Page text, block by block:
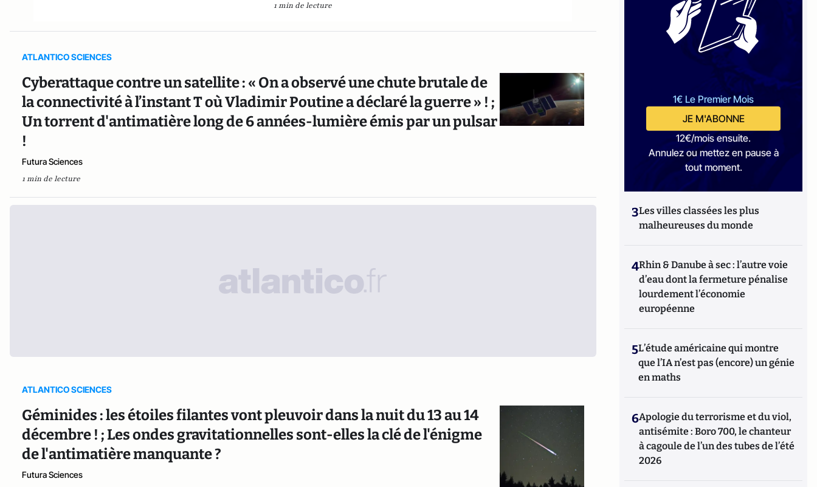
1 min de lecture
ATLANTICO SCIENCES
Cyberattaque contre un satellite : « On a observé une chute brutale de
la connectivité à l’instant T où Vladimir Poutine a déclaré la guerre » ! ;
Un torrent d'antimatière long de 6 années-lumière émis par un pulsar
!
Futura Sciences
1 min de lecture
ATLANTICO SCIENCES
Géminides : les étoiles filantes vont pleuvoir dans la nuit du 13 au 14
décembre ! ; Les ondes gravitationnelles sont-elles la clé de l'énigme
de l'antimatière manquante ?
Futura Sciences
1€ Le Premier Mois
JE M'ABONNE
12€/mois ensuite.
Annulez ou mettez en pause à
tout moment.
3Les villes classées les plus
malheureuses du monde
4Rhin & Danube à sec : l’autre voie
d’eau dont la fermeture pénalise
lourdement l’économie
européenne
5L’étude américaine qui montre
que l’IA n’est pas (encore) un génie
en maths
6Apologie du terrorisme et du viol,
antisémite : Boro 700, le chanteur
à cagoule de l’un des tubes de l’été
2026